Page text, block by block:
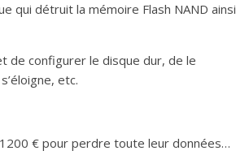
qui détruit la mémoire Flash NAND ainsi
de configurer le disque dur, de le
etc.
€ pour perdre toute leur données…